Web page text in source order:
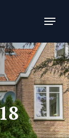
Menu
Menu